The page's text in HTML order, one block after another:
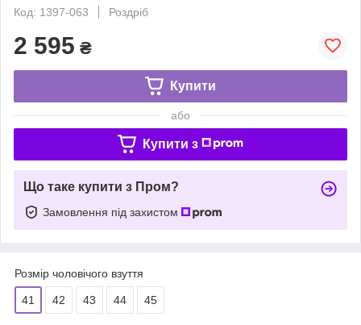
Код: 1397-063
Роздріб
2 595 ₴
Купити
або
Купити з
Що таке купити з Пром?
Замовлення під захистом
Розмір чоловічого взуття
41 42 43 44 45